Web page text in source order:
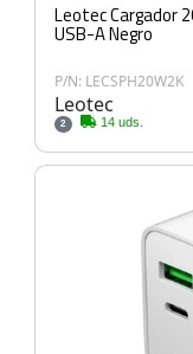
Leotec Cargador
USB-A Negro
P/N: LECSPH20W2K
Leotec
2 14 uds.